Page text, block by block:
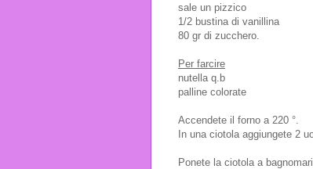
sale un pizzico
1/2 bustina di vanillina
80 gr di zucchero.
Per farcire
nutella q.b
palline colorate
Accendete il forno a 220 °.
In una ciotola aggiungete 2
Ponete la ciotola a